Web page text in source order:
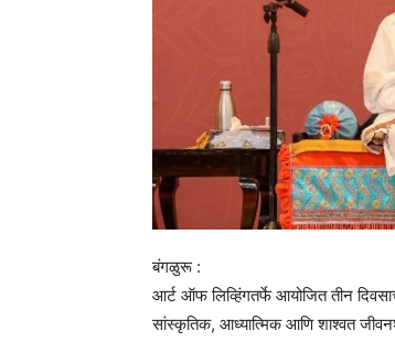
बंगळुरू :
आर्ट ऑफ लिव्हिंगतर्फे आयोजित तीन
सांस्कृतिक, आध्यात्मिक आणि शाश्वत